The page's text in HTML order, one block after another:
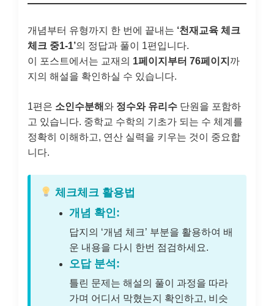
개념부터 유형까지 한 번에 끝내는 ‘천재교육 체크
체크 중1-1’의 정답과 풀이 1편입니다.
이 포스트에서는 교재의 1페이지부터 76페이지 까
지의 해설을 확인하실 수 있습니다.
1편은 소인수분해 와 정수와 유리수 단원을 포함하
고 있습니다. 중학교 수학의 기초가 되는 수 체계를
정확히 이해하고, 연산 실력을 키우는 것이 중요합
니다.
체크체크 활용법
개념 확인:
답지의 ‘개념 체크’ 부분을 활용하여 배
운 내용을 다시 한번 점검하세요.
오답 분석:
틀린 문제는 해설의 풀이 과정을 따라
가며 어디서 막혔는지 확인하고, 비슷